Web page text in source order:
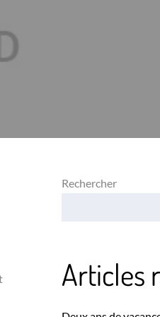
Rechercher
Articles